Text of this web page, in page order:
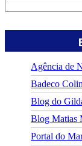
Agência de
Badeco
Blog do
Blog Matias
Portal do